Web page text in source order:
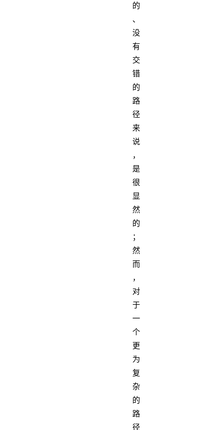
的
、
没
有
交
错
的
路
径
来
说
，
是
很
显
然
的
；
然
而
，
对
于
一
个
更
为
复
杂
的
路
径